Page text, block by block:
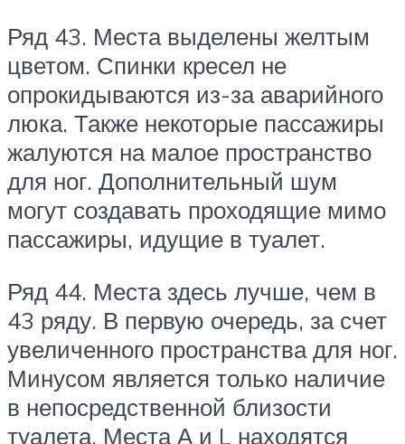
Ряд 43. Места выделены желтым
цветом. Спинки кресел не
опрокидываются из-за аварийного
люка. Также некоторые пассажиры
жалуются на малое пространство
для ног. Дополнительный шум
могут создавать проходящие мимо
пассажиры, идущие в туалет.
Ряд 44. Места здесь лучше, чем в
43 ряду. В первую очередь, за счет
увеличенного пространства для ног.
Минусом является только наличие
в непосредственной близости
туалета. Места А и L находятся